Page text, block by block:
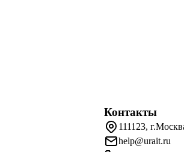
Контакты
111123,
help@urait.ru